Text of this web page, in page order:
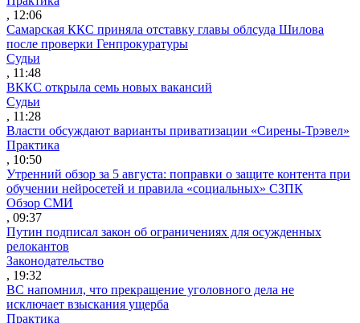
, 12:06
Самарская ККС приняла отставку главы облсуда Шилова
после проверки Генпрокуратуры
Судьи
, 11:48
ВККС открыла семь новых вакансий
Судьи
, 11:28
Власти обсуждают варианты приватизации «Сирены-Трэвел»
Практика
, 10:50
Утренний обзор за 5 августа: поправки о защите контента при
обучении нейросетей и правила «социальных» СЗПК
Обзор СМИ
, 09:37
Путин подписал закон об ограничениях для осужденных
релокантов
Законодательство
, 19:32
ВС напомнил, что прекращение уголовного дела не
исключает взыскания ущерба
Практика